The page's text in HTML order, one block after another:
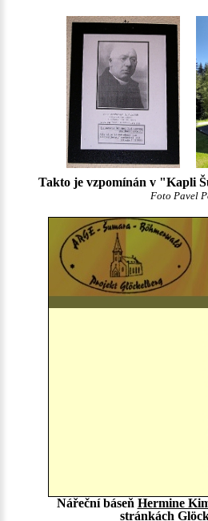
Takto je vzpomínán v "Kapli
Foto Pavel
Nářeční báseň Hermine
stránkách